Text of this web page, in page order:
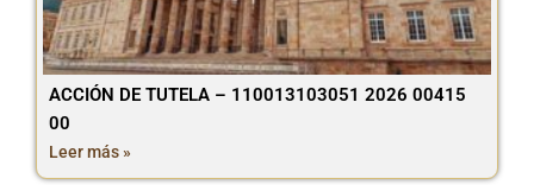
ACCIÓN DE TUTELA – 110013103051 2026 00415
00
Leer más »